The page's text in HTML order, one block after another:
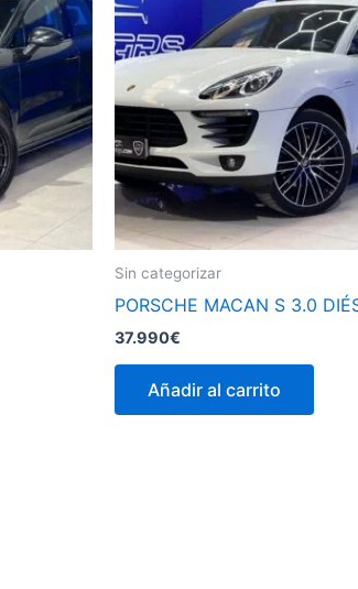
Sin categorizar
PORSCHE MACAN S 3.0
37.990€
Añadir al carrito